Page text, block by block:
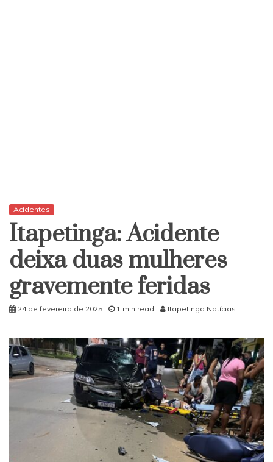
Acidentes
Itapetinga: Acidente
deixa duas mulheres
gravemente feridas
24 de fevereiro de 2025 1 min read Itapetinga Notícias